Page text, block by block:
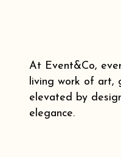
At Event&Co,
living work of art,
elevated by
elegance.